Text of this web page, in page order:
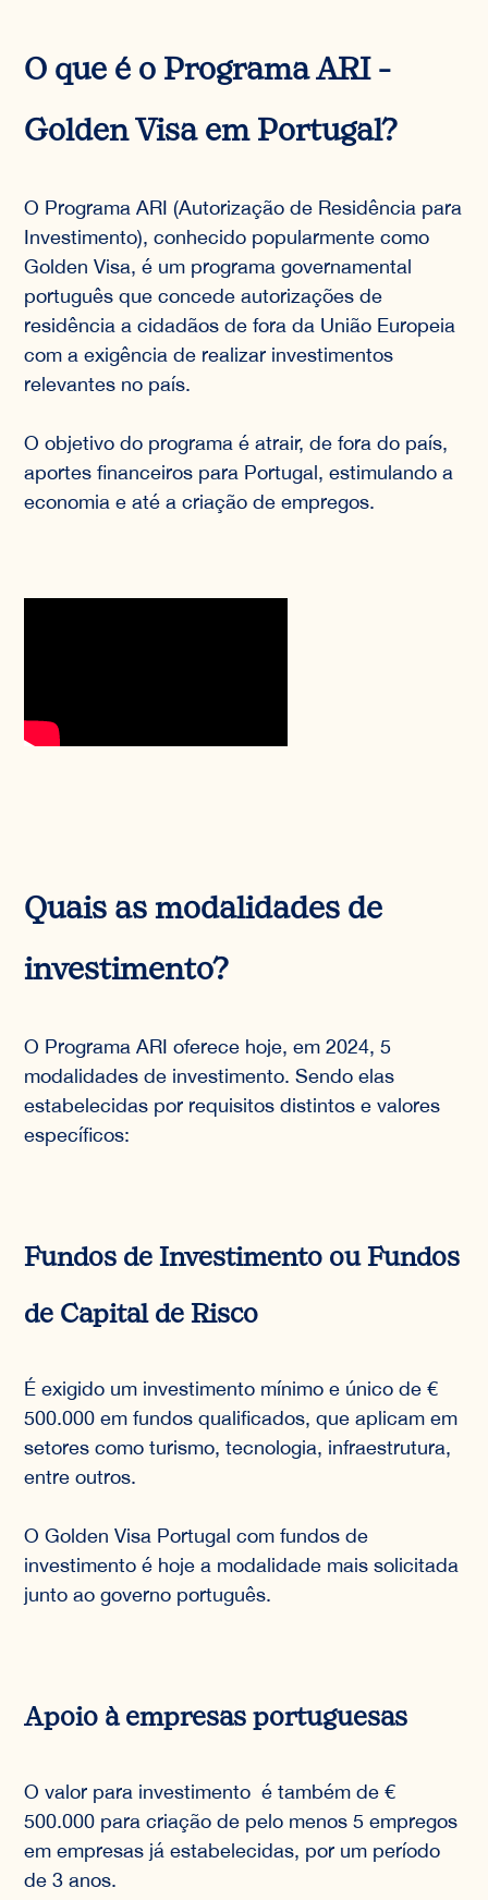
O que é o Programa ARI -
Golden Visa em Portugal?
O Programa ARI (Autorização de Residência para
Investimento), conhecido popularmente como
Golden Visa, é um programa governamental
português que concede autorizações de
residência a cidadãos de fora da União Europeia
com a exigência de realizar investimentos
relevantes no país.
O objetivo do programa é atrair, de fora do país,
aportes financeiros para Portugal, estimulando a
economia e até a criação de empregos.
Quais as modalidades de
investimento?
O Programa ARI oferece hoje, em 2024, 5
modalidades de investimento. Sendo elas
estabelecidas por requisitos distintos e valores
específicos:
Fundos de Investimento ou Fundos
de Capital de Risco
É exigido um investimento mínimo e único de €
500.000 em fundos qualificados, que aplicam em
setores como turismo, tecnologia, infraestrutura,
entre outros.
O Golden Visa Portugal com fundos de
investimento é hoje a modalidade mais solicitada
junto ao governo português.
Apoio à empresas portuguesas
O valor para investimento é também de €
500.000 para criação de pelo menos 5 empregos
em empresas já estabelecidas, por um período
de 3 anos.